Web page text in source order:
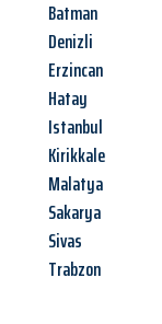
Batman
Denizli
Erzincan
Hatay
Istanbul
Kirikkale
Malatya
Sakarya
Sivas
Trabzon